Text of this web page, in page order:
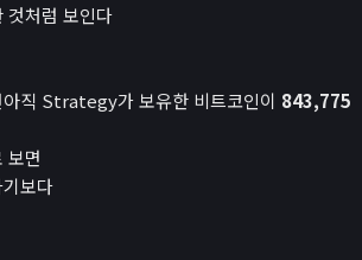
것처럼 보인다
아직 Strategy가 보유한 비트코인이 843,775
보면
보다